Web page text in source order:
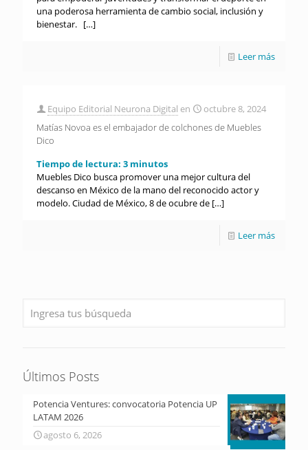
una poderosa herramienta de cambio social, inclusión y
bienestar. […]
Leer más
Equipo Editorial Neurona Digital en
octubre 8, 2024
Matías Novoa es el embajador de colchones de Muebles
Dico
Tiempo de lectura: 3 minutos
Muebles Dico busca promover una mejor cultura del
descanso en México de la mano del reconocido actor y
modelo. Ciudad de México, 8 de ocubre de […]
Leer más
Últimos Posts
Potencia Ventures: convocatoria Potencia UP
LATAM 2026
agosto 6, 2026